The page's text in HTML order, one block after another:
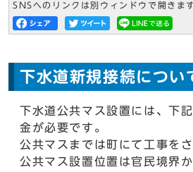
SNSへのリンクは別ウィンドウで開きます
下水道新規接続につい
下水道公共マス設置には、下
金が必要です。
公共マスまでは町にて工事を
公共マス設置位置は官民境界